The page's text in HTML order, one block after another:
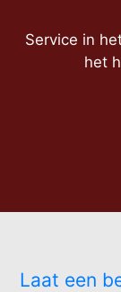
Service in
het
Laat een